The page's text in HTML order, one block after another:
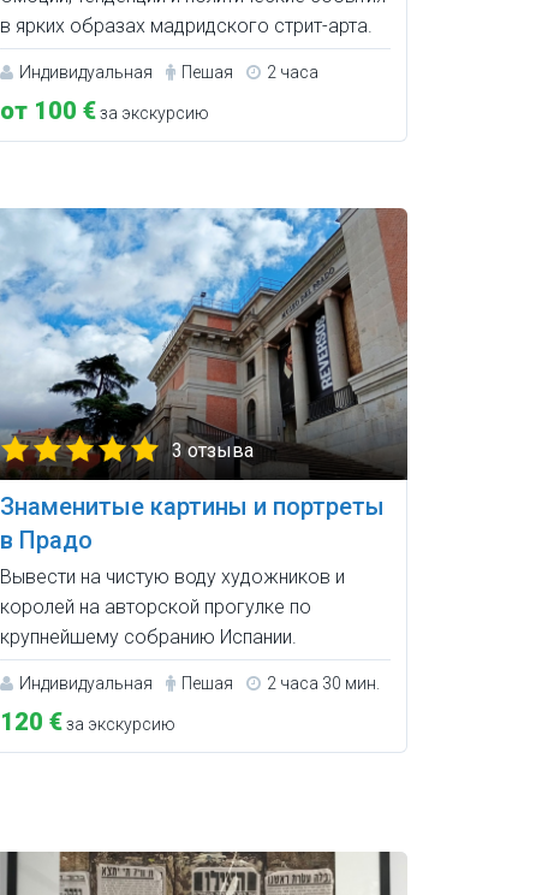
в ярких образах мадридского стрит-арта.
Индивидуальная Пешая 2 часа
от 100 €за экскурсию
3 отзыва
Знаменитые картины и портреты
в Прадо
Вывести на чистую воду художников и
королей на авторской прогулке по
крупнейшему собранию Испании.
Индивидуальная Пешая 2 часа 30 мин.
120 €за экскурсию